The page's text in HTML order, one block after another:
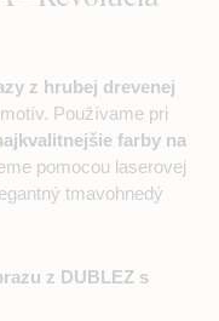
z hrubej drevenej
Používame pri
farby na
pomocou laserovej
tmavohnedý
z DUBLEZ s